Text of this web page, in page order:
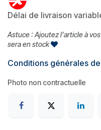
Délai de livraison
Astuce : Ajoutez l'article à
sera en stock
Conditions générales
Photo non contractuelle